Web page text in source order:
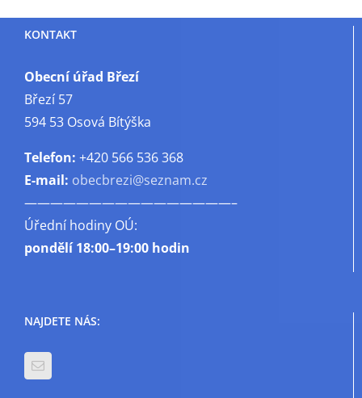
na
KONTAKT
Obecní úřad Březí
Březí 57
594 53 Osová Bítýška
Telefon: +420 566 536 368
E-mail: obecbrezi@seznam.cz
————————————————–
Úřední hodiny OÚ:
pondělí18:00–19:00 hodin
NAJDETE NÁS: